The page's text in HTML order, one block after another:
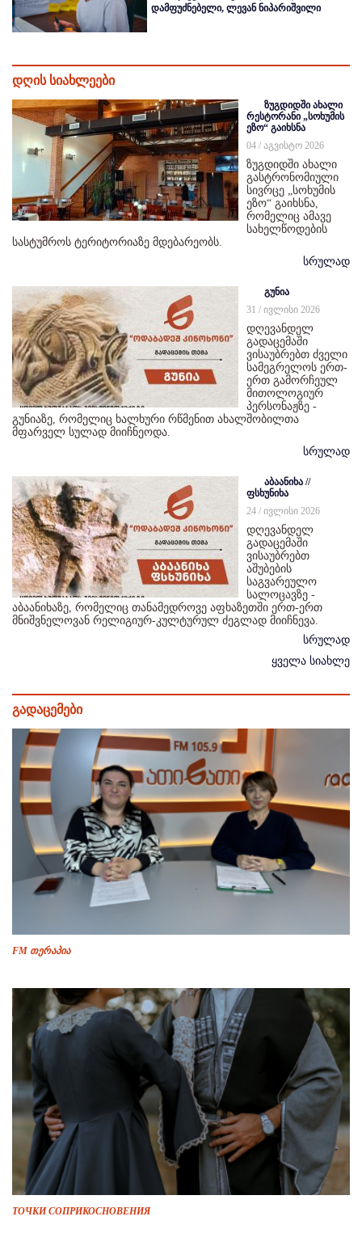
დამფუძნებელი, ლევან ნიპარიშვილი
დღის სიახლეები
ზუგდიდში ახალი
რესტორანი „სოხუმის
ეზო“ გაიხსნა
04 / აგვისტო 2026
ზუგდიდში ახალი
გასტრონომიული
სივრცე „სოხუმის
ეზო“ გაიხსნა,
რომელიც ამავე
სახელწოდების
სასტუმროს ტერიტორიაზე მდებარეობს.
სრულად
გუნია
31 / ივლისი 2026
დღევანდელ
გადაცემაში
ვისაუბრებთ ძველი
სამეგრელოს ერთ-
ერთ გამორჩეულ
მითოლოგიურ
პერსონაჟზე -
გუნიაზე, რომელიც ხალხური რწმენით ახალშობილთა
მფარველ სულად მიიჩნეოდა.
სრულად
აბაანიხა //
ფსხუნიხა
24 / ივლისი 2026
დღევანდელ
გადაცემაში
ვისაუბრებთ
აშუბების
საგვარეულო
სალოცავზე -
აბაანიხაზე, რომელიც თანამედროვე აფხაზეთში ერთ-ერთ
მნიშვნელოვან რელიგიურ-კულტურულ ძეგლად მიიჩნევა.
სრულად
ყველა სიახლე
გადაცემები
FM თერაპია
ТОЧКИ СОПРИКОСНОВЕНИЯ